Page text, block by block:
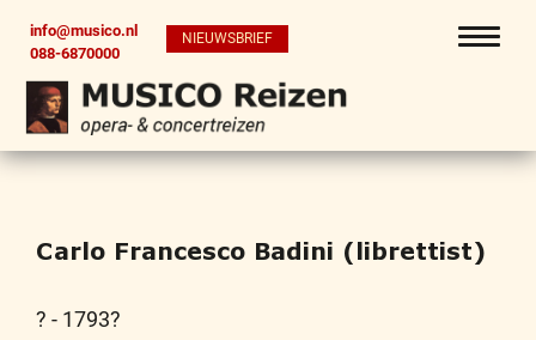
info@musico.nl
088-6870000
NIEUWSBRIEF
Carlo Francesco Badini (librettist)
? - 1793?